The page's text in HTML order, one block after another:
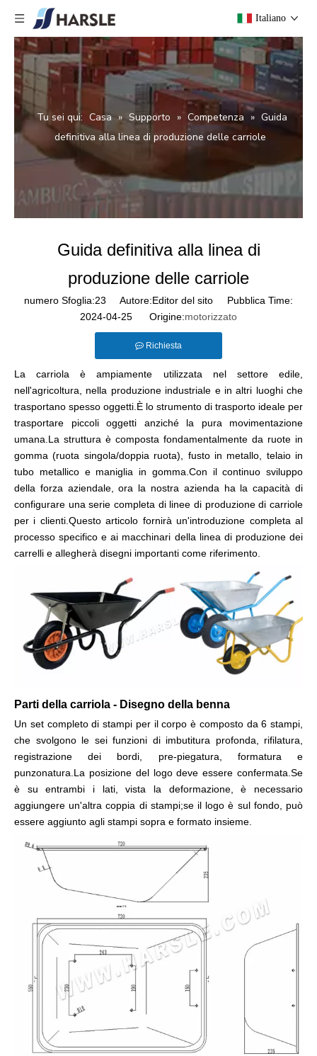
Italiano
Tu sei qui: Casa » Supporto » Competenza » Guida
definitiva alla linea di produzione delle carriole
Guida definitiva alla linea di
produzione delle carriole
numero Sfoglia:23 Autore:Editor del sito Pubblica Time:
2024-04-25 Origine:motorizzato
Richiesta
La carriola è ampiamente utilizzata nel settore edile,
nell'agricoltura, nella produzione industriale e in altri luoghi che
trasportano spesso oggetti.È lo strumento di trasporto ideale per
trasportare piccoli oggetti anziché la pura movimentazione
umana.La struttura è composta fondamentalmente da ruote in
gomma (ruota singola/doppia ruota), fusto in metallo, telaio in
tubo metallico e maniglia in gomma.Con il continuo sviluppo
della forza aziendale, ora la nostra azienda ha la capacità di
configurare una serie completa di linee di produzione di carriole
per i clienti.Questo articolo fornirà un'introduzione completa al
processo specifico e ai macchinari della linea di produzione dei
carrelli e allegherà disegni importanti come riferimento.
Parti della carriola - Disegno della benna
Un set completo di stampi per il corpo è composto da 6 stampi,
che svolgono le sei funzioni di imbutitura profonda, rifilatura,
registrazione dei bordi, pre-piegatura, formatura e
punzonatura.La posizione del logo deve essere confermata.Se
è su entrambi i lati, vista la deformazione, è necessario
aggiungere un'altra coppia di stampi;se il logo è sul fondo, può
essere aggiunto agli stampi sopra e formato insieme.